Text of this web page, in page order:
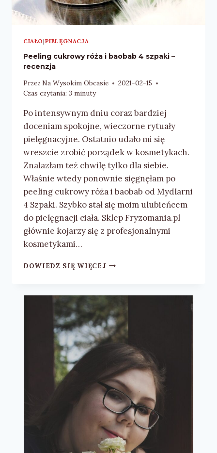
CIAŁO|PIELĘGNACJA
Peeling cukrowy róża i baobab 4 szpaki –
recenzja
Przez Na Wysokim Obcasie
2021-02-15
Czas czytania: 3 minuty
Po intensywnym dniu coraz bardziej
doceniam spokojne, wieczorne rytuały
pielęgnacyjne. Ostatnio udało mi się
wreszcie zrobić porządek w kosmetykach.
Znalazłam też chwilę tylko dla siebie.
Właśnie wtedy ponownie sięgnęłam po
peeling cukrowy róża i baobab od Mydlarni
4 Szpaki. Szybko stał się moim ulubieńcem
do pielęgnacji ciała. Sklep Fryzomania.pl
głównie kojarzy się z profesjonalnymi
kosmetykami…
DOWIEDZ SIĘ WIĘCEJPEELING
I
BAOBAB
4
SZPAKI
–
RECENZJA